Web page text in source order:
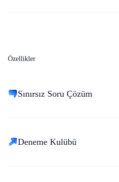
Özellikler
Sınırsız Soru Çözüm
Deneme Kulübü